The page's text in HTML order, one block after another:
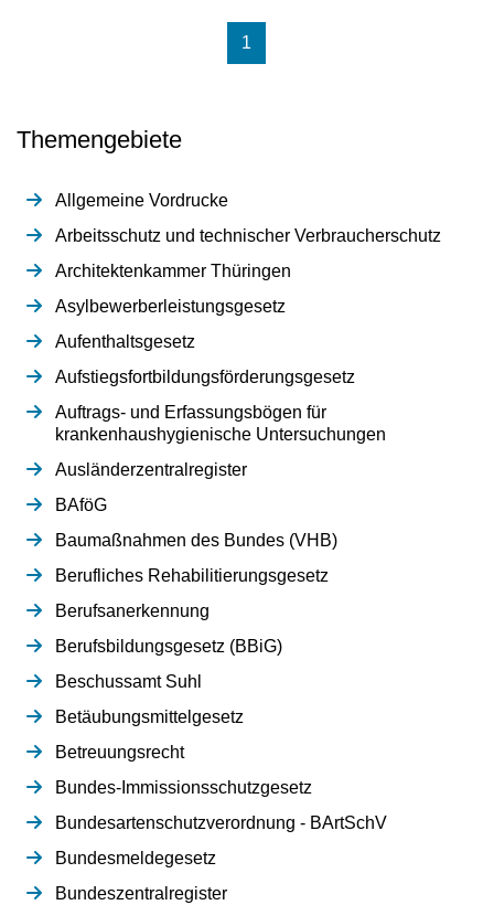
1
Themengebiete
Allgemeine Vordrucke
Arbeitsschutz und technischer Verbraucherschutz
Architektenkammer Thüringen
Asylbewerberleistungsgesetz
Aufenthaltsgesetz
Aufstiegsfortbildungsförderungsgesetz
Auftrags- und Erfassungsbögen für
krankenhaushygienische Untersuchungen
Ausländerzentralregister
BAföG
Baumaßnahmen des Bundes (VHB)
Berufliches Rehabilitierungsgesetz
Berufsanerkennung
Berufsbildungsgesetz (BBiG)
Beschussamt Suhl
Betäubungsmittelgesetz
Betreuungsrecht
Bundes-Immissionsschutzgesetz
Bundesartenschutzverordnung - BArtSchV
Bundesmeldegesetz
Bundeszentralregister